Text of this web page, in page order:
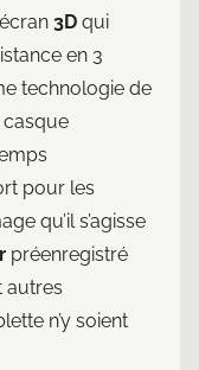
3D qui
en 3
technologie de
casque
pour les
qu’il s’agisse
préenregistré
autres
n’y soient